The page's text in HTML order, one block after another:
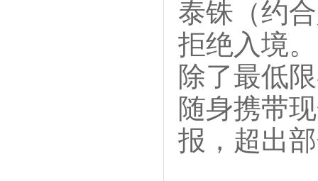
泰铢（约
拒绝入境。
除了最低
随身携带
报，超出